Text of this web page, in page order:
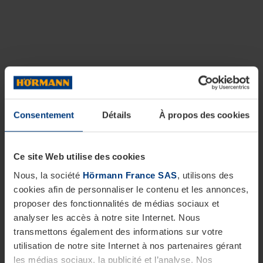
Consentement Détails À propos des cookies
Ce site Web utilise des cookies
Nous, la société Hörmann France SAS, utilisons des
cookies afin de personnaliser le contenu et les annonces,
proposer des fonctionnalités de médias sociaux et
analyser les accès à notre site Internet. Nous
transmettons également des informations sur votre
utilisation de notre site Internet à nos partenaires gérant
les médias sociaux, la publicité et l’analyse. Nos